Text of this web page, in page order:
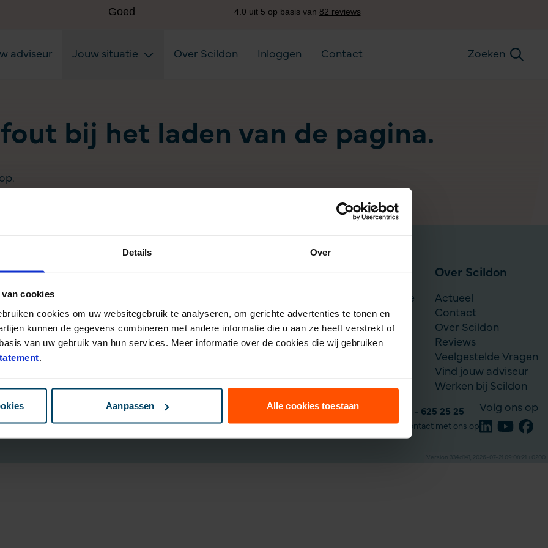
Details Over
cookies
cookies om uw websitegebruik te analyseren, om gerichte advertenties te tonen en
kunnen de gegevens combineren met andere informatie die u aan ze heeft verstrekt of
van uw gebruik van hun services. Meer informatie over de cookies die wij gebruiken
.
Aanpassen Alle cookies toestaan
adviseur Jouw situatie Over Scildon Inloggen Contact Zoeken
bij het laden van de pagina.
Polis
Plan
Direct Ingaand Pensioen
Scildon Werknemerslijfrente
Je situatie verandert
Over Scildon
Actueel
Contact
Over Scildon
Reviews
Veelgestelde Vragen
Vind jouw adviseur
Werken bij Scildon
Tel: 035 - 625 25 25
Neem contact met ons op
Volg ons op
Version 334d141, 2026-07-21 09:08:21 +0200